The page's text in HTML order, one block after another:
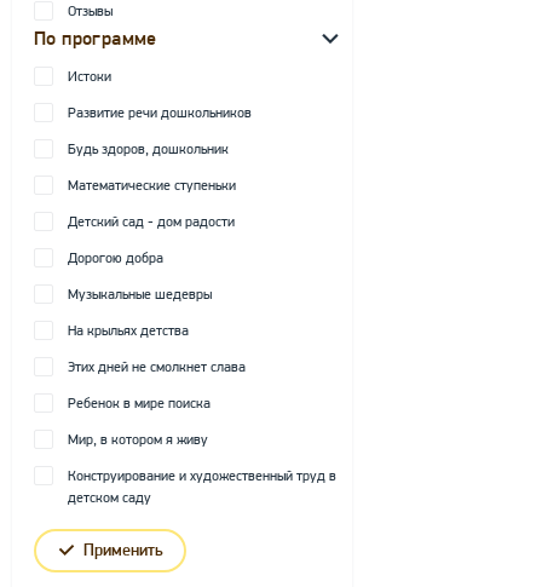
Отзывы
По программе
Истоки
Развитие речи дошкольников
Будь здоров, дошкольник
Математические ступеньки
Детский сад - дом радости
Дорогою добра
Музыкальные шедевры
На крыльях детства
Этих дней не смолкнет слава
Ребенок в мире поиска
Мир, в котором я живу
Конструирование и художественный труд в
детском саду
Применить